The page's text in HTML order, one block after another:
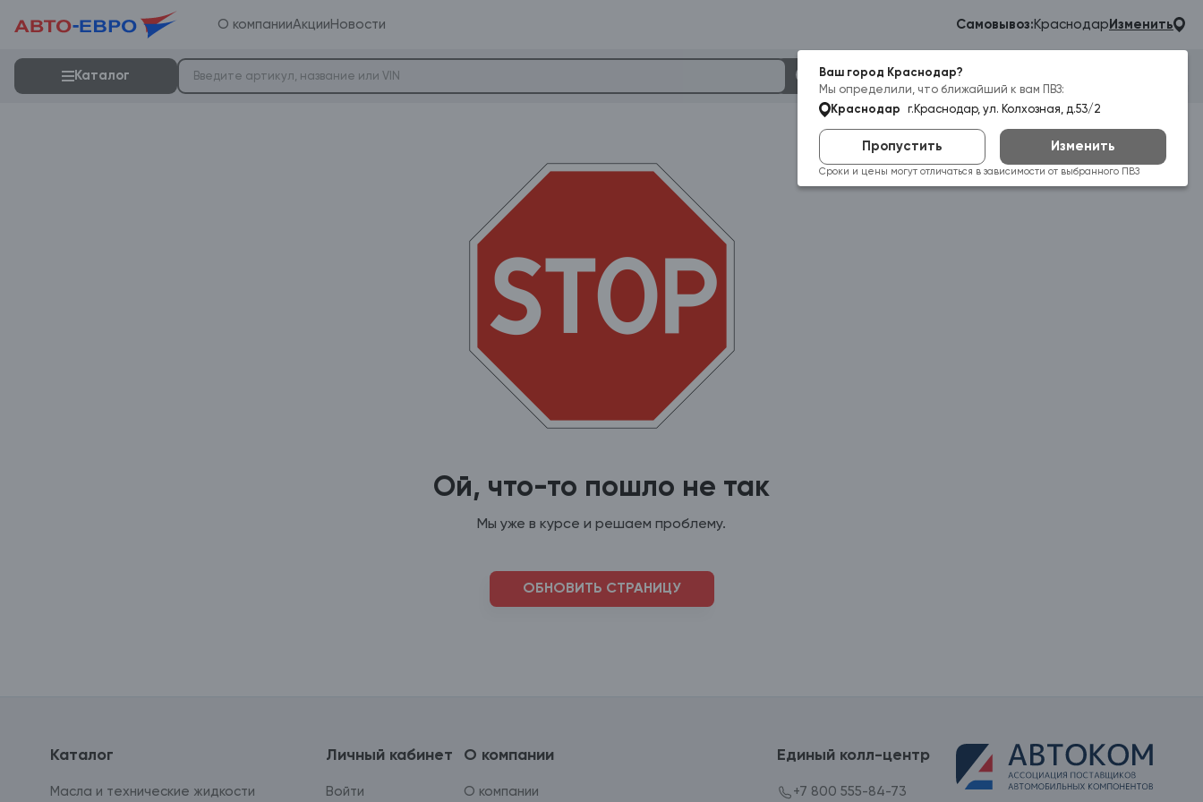
О компанииАкции Новости Самовывоз: Краснодар Изменить
Ваш город Краснодар?
Мы определили, что ближайший к вам ПВЗ:
Краснодар
г.Краснодар, ул. Колхозная, д.53/2
Пропустить Изменить
Сроки и цены могут отличаться в зависимости от выбранного ПВЗ
Каталог
Гараж
Ой, что-то пошло не так
Мы уже в курсе и решаем проблему.
ОБНОВИТЬ СТРАНИЦУ
Каталог
Масла и технические жидкости
Личный кабинет
Войти
О компании
О компании
Единый колл-центр
+7 800 555-84-73